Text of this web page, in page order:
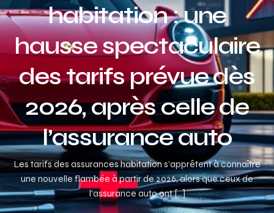
habitation : une
hausse spectaculaire
des tarifs prévue dès
2026, après celle de
l’assurance auto
Les tarifs des assurances habitation s’apprêtent à connaître
une nouvelle flambée à partir de 2026, alors que ceux de
l’assurance auto ont […]